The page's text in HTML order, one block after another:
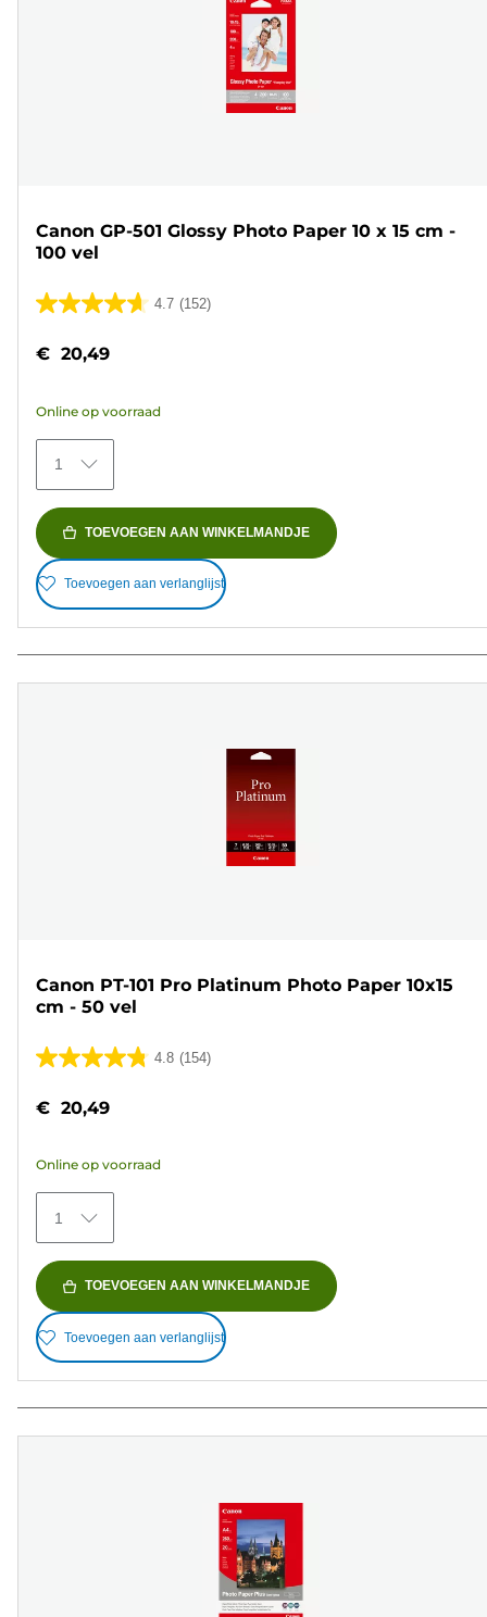
Canon GP-501 Glossy Photo Paper 10 x 15 cm -
100 vel
4.7 (152)
4.7
de
sterren.
152
beoordelingen
€ 20,49
Online op voorraad
1
TOEVOEGEN AAN WINKELMANDJE
Toevoegen aan verlanglijst
Canon PT-101 Pro Platinum Photo Paper 10x15
cm - 50 vel
4.8 (154)
4.8
de
sterren.
154
beoordelingen
€ 20,49
Online op voorraad
1
TOEVOEGEN AAN WINKELMANDJE
Toevoegen aan verlanglijst